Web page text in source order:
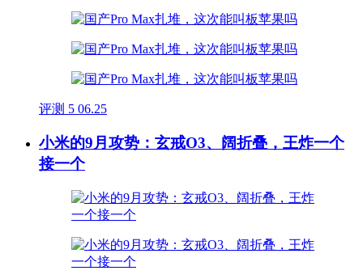
评测 5 06.25
小米的9月攻势：玄戒O3、阔折叠，王炸一个
接一个